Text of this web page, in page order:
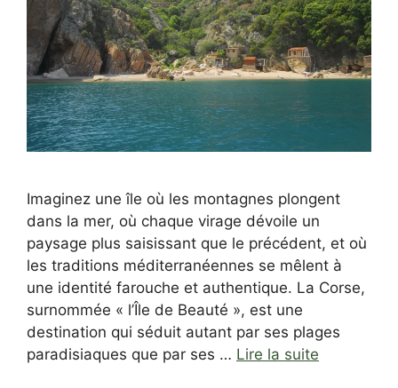
Imaginez une île où les montagnes plongent
dans la mer, où chaque virage dévoile un
paysage plus saisissant que le précédent, et où
les traditions méditerranéennes se mêlent à
une identité farouche et authentique. La Corse,
surnommée « l’Île de Beauté », est une
destination qui séduit autant par ses plages
paradisiaques que par ses … Lire la suite